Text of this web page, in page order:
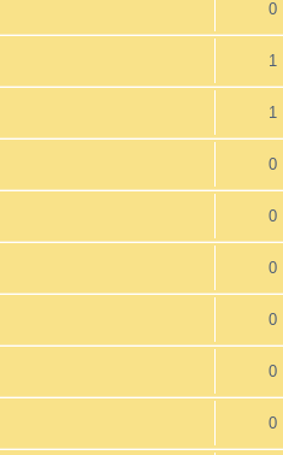
0
1
1
0
0
0
0
0
0